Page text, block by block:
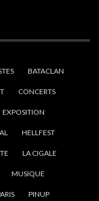
BATACLAN
CONCERTS
EXPOSITION
HELLFEST
LA CIGALE
MUSIQUE
PINUP